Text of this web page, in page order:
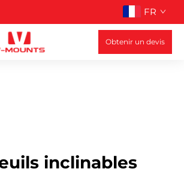
FR
Obtenir un devis
inclinables